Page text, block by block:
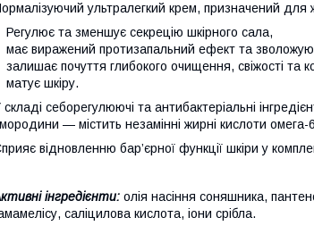
ультралегкий крем, призначений для
Регулює та зменшує секрецію шкірного сала,
має виражений протизапальний ефект та
залишає почуття глибокого очищення, свіжості та
матує шкіру.
складі себорегулюючі та антибактеріальні
— містить незамінні жирні кислоти омега-
відновленню бар’єрної функції шкіри у
інгредієнти: олія насіння соняшника,
саліцилова кислота, іони срібла.